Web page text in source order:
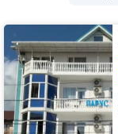
Гостевой
дом
Парус